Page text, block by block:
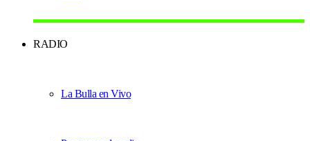
RADIO
La Bulla en Vivo